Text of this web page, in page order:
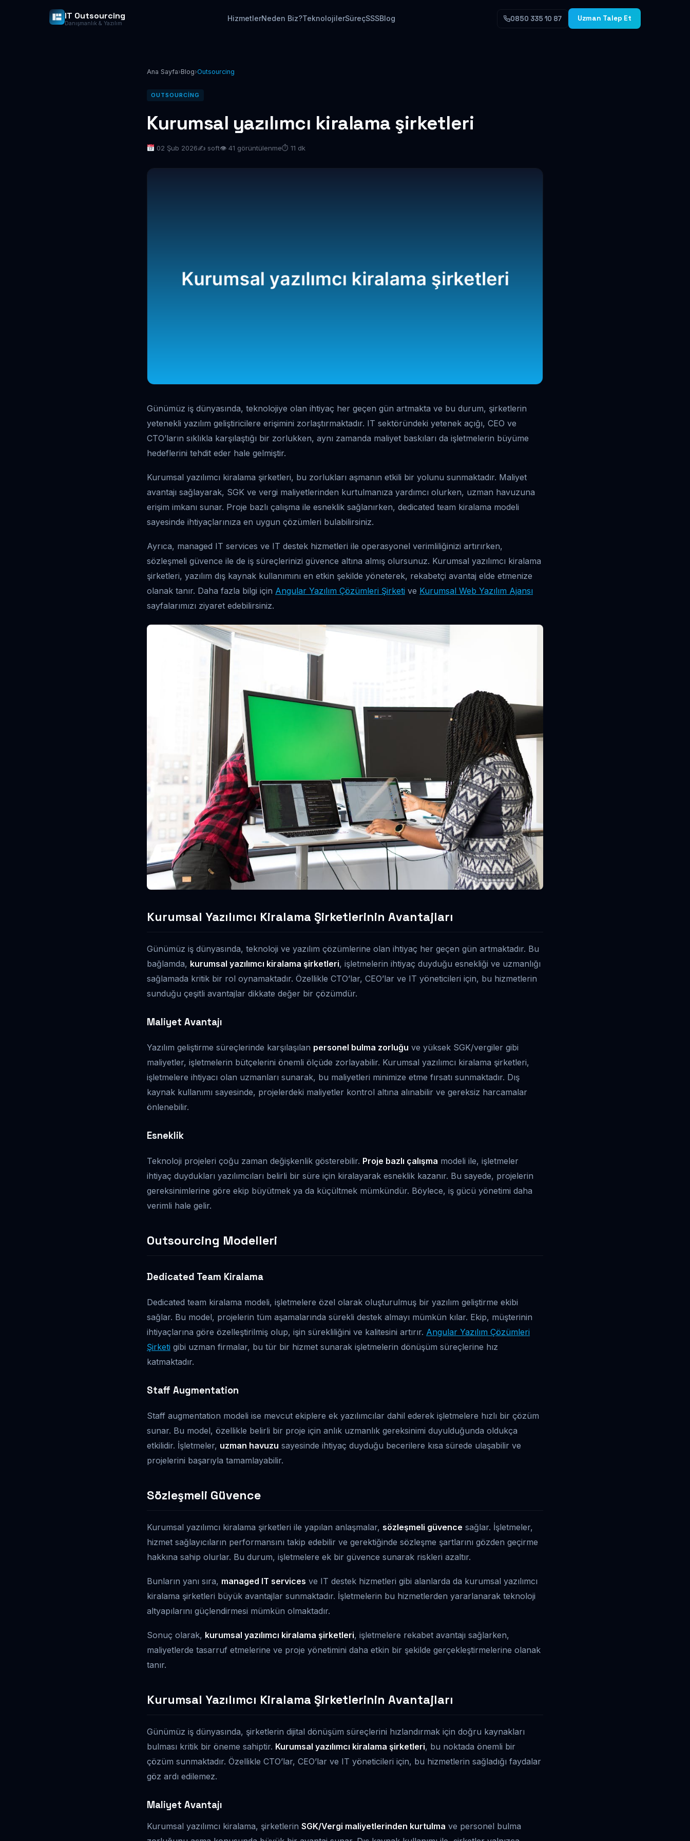
IT Outsourcing
Danışmanlık & Yazılım
HizmetlerNeden Biz?TeknolojilerSüreçSSSBlog 0850 335 10 87 Uzman Talep Et
Ana Sayfa›Blog›Outsourcing
OUTSOURCING
Kurumsal yazılımcı kiralama şirketleri
02 Şub 2026✍️ soft👁 41 görüntülenme⏱ 11 dk
Günümüz iş dünyasında, teknolojiye olan ihtiyaç her geçen gün artmakta ve bu durum, şirketlerin
yetenekli yazılım geliştiricilere erişimini zorlaştırmaktadır. IT sektöründeki yetenek açığı, CEO ve
CTO’ların sıklıkla karşılaştığı bir zorlukken, aynı zamanda maliyet baskıları da işletmelerin büyüme
hedeflerini tehdit eder hale gelmiştir.
Kurumsal yazılımcı kiralama şirketleri, bu zorlukları aşmanın etkili bir yolunu sunmaktadır. Maliyet
avantajı sağlayarak, SGK ve vergi maliyetlerinden kurtulmanıza yardımcı olurken, uzman havuzuna
erişim imkanı sunar. Proje bazlı çalışma ile esneklik sağlanırken, dedicated team kiralama modeli
sayesinde ihtiyaçlarınıza en uygun çözümleri bulabilirsiniz.
Ayrıca, managed IT services ve IT destek hizmetleri ile operasyonel verimliliğinizi artırırken,
sözleşmeli güvence ile de iş süreçlerinizi güvence altına almış olursunuz. Kurumsal yazılımcı kiralama
şirketleri, yazılım dış kaynak kullanımını en etkin şekilde yöneterek, rekabetçi avantaj elde etmenize
olanak tanır. Daha fazla bilgi için Angular Yazılım Çözümleri Şirketi ve Kurumsal Web Yazılım Ajansı
sayfalarımızı ziyaret edebilirsiniz.
Kurumsal Yazılımcı Kiralama Şirketlerinin Avantajları
Günümüz iş dünyasında, teknoloji ve yazılım çözümlerine olan ihtiyaç her geçen gün artmaktadır. Bu
bağlamda, kurumsal yazılımcı kiralama şirketleri, işletmelerin ihtiyaç duyduğu esnekliği ve uzmanlığı
sağlamada kritik bir rol oynamaktadır. Özellikle CTO’lar, CEO’lar ve IT yöneticileri için, bu hizmetlerin
sunduğu çeşitli avantajlar dikkate değer bir çözümdür.
Maliyet Avantajı
Yazılım geliştirme süreçlerinde karşılaşılan personel bulma zorluğu ve yüksek SGK/vergiler gibi
maliyetler, işletmelerin bütçelerini önemli ölçüde zorlayabilir. Kurumsal yazılımcı kiralama şirketleri,
işletmelere ihtiyacı olan uzmanları sunarak, bu maliyetleri minimize etme fırsatı sunmaktadır. Dış
kaynak kullanımı sayesinde, projelerdeki maliyetler kontrol altına alınabilir ve gereksiz harcamalar
önlenebilir.
Esneklik
Teknoloji projeleri çoğu zaman değişkenlik gösterebilir. Proje bazlı çalışma modeli ile, işletmeler
ihtiyaç duydukları yazılımcıları belirli bir süre için kiralayarak esneklik kazanır. Bu sayede, projelerin
gereksinimlerine göre ekip büyütmek ya da küçültmek mümkündür. Böylece, iş gücü yönetimi daha
verimli hale gelir.
Outsourcing Modelleri
Dedicated Team Kiralama
Dedicated team kiralama modeli, işletmelere özel olarak oluşturulmuş bir yazılım geliştirme ekibi
sağlar. Bu model, projelerin tüm aşamalarında sürekli destek almayı mümkün kılar. Ekip, müşterinin
ihtiyaçlarına göre özelleştirilmiş olup, işin sürekliliğini ve kalitesini artırır. Angular Yazılım Çözümleri
Şirketi gibi uzman firmalar, bu tür bir hizmet sunarak işletmelerin dönüşüm süreçlerine hız
katmaktadır.
Staff Augmentation
Staff augmentation modeli ise mevcut ekiplere ek yazılımcılar dahil ederek işletmelere hızlı bir çözüm
sunar. Bu model, özellikle belirli bir proje için anlık uzmanlık gereksinimi duyulduğunda oldukça
etkilidir. İşletmeler, uzman havuzu sayesinde ihtiyaç duyduğu becerilere kısa sürede ulaşabilir ve
projelerini başarıyla tamamlayabilir.
Sözleşmeli Güvence
Kurumsal yazılımcı kiralama şirketleri ile yapılan anlaşmalar, sözleşmeli güvence sağlar. İşletmeler,
hizmet sağlayıcıların performansını takip edebilir ve gerektiğinde sözleşme şartlarını gözden geçirme
hakkına sahip olurlar. Bu durum, işletmelere ek bir güvence sunarak riskleri azaltır.
Bunların yanı sıra, managed IT services ve IT destek hizmetleri gibi alanlarda da kurumsal yazılımcı
kiralama şirketleri büyük avantajlar sunmaktadır. İşletmelerin bu hizmetlerden yararlanarak teknoloji
altyapılarını güçlendirmesi mümkün olmaktadır.
Sonuç olarak, kurumsal yazılımcı kiralama şirketleri, işletmelere rekabet avantajı sağlarken,
maliyetlerde tasarruf etmelerine ve proje yönetimini daha etkin bir şekilde gerçekleştirmelerine olanak
tanır.
Kurumsal Yazılımcı Kiralama Şirketlerinin Avantajları
Günümüz iş dünyasında, şirketlerin dijital dönüşüm süreçlerini hızlandırmak için doğru kaynakları
bulması kritik bir öneme sahiptir. Kurumsal yazılımcı kiralama şirketleri, bu noktada önemli bir
çözüm sunmaktadır. Özellikle CTO’lar, CEO’lar ve IT yöneticileri için, bu hizmetlerin sağladığı faydalar
göz ardı edilemez.
Maliyet Avantajı
Kurumsal yazılımcı kiralama, şirketlerin SGK/Vergi maliyetlerinden kurtulma ve personel bulma